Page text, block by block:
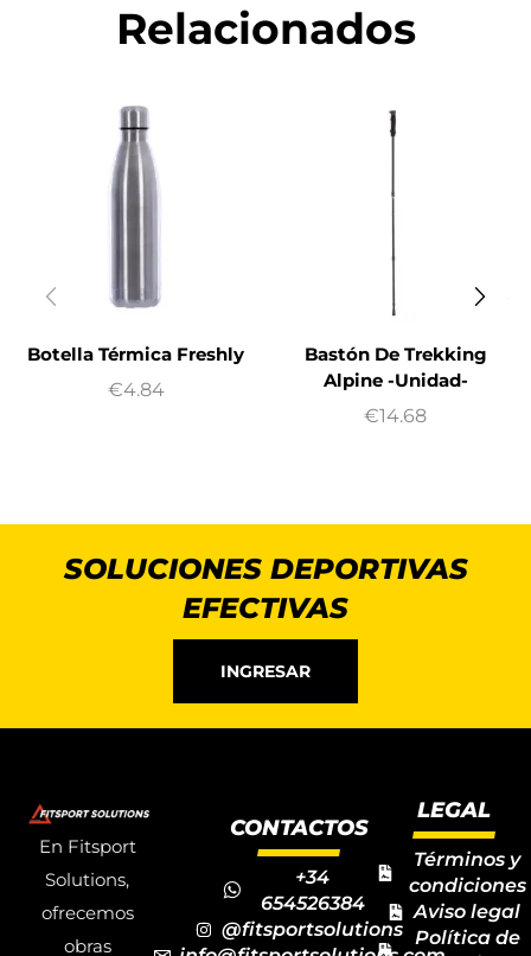
Relacionados
Botella Térmica Freshly
€4.84
Bastón De Trekking
Alpine -Unidad-
€14.68
SOLUCIONES DEPORTIVAS
EFECTIVAS
INGRESAR
En Fitsport
Solutions,
ofrecemos
obras
CONTACTOS
+34
654526384
@fitsportsolutions
LEGAL
Términos y
condiciones
Aviso legal
Política de